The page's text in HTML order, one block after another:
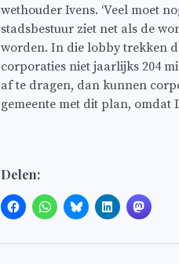
wethouder Ivens. ‘Veel moet
stadsbestuur ziet net als de
worden. In die lobby trekken
corporaties niet jaarlijks 204
af te dragen, dan kunnen
gemeente met dit plan, omdat
Delen: